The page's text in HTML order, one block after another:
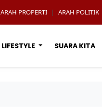
ARAH PROPERTI | ARAH POLITIK
LIFESTYLE SUARA KITA